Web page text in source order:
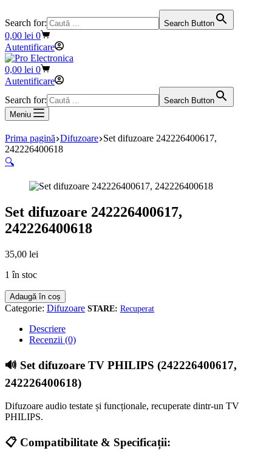
Search for: Search Button
Coș
de
cumpărături
0,00 lei 0
Autentificare
Coș
de
0,00 lei 0
Autentificare
Search for:
Search Button
Meniu
Prima pagină Difuzoare Set difuzoare 242226400617,
242226400618
🔍
Set difuzoare 242226400617,
242226400618
35,00 lei
1 în stoc
Cantitate
Set
difuzoare
242226400617,
242226400618
Adaugă în coș
Categorie: Difuzoare Recuperat
Descriere
Recenzii (0)
🔊 Set difuzoare TV PHILIPS (242226400617,
242226400618)
Difuzoare audio testate și funcționale, recuperate dintr-un TV
PHILIPS.
📋 Compatibilitate & Specificații: